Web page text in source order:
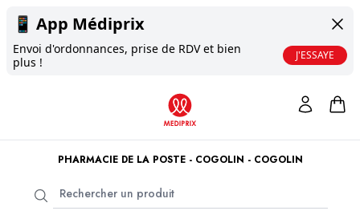
📱 App Médiprix
Envoi d'ordonnances, prise de RDV et bien
plus !
J'ESSAYE
PHARMACIE DE LA POSTE - COGOLIN - COGOLIN